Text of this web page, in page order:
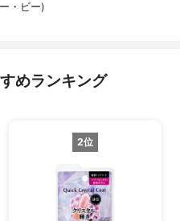
・ビー)
めランキング
2位